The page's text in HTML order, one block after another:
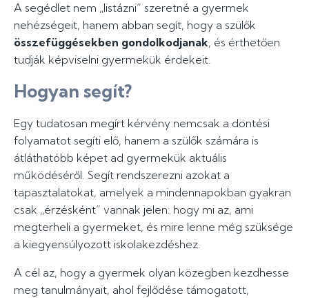
A segédlet nem „listázni” szeretné a gyermek
nehézségeit, hanem abban segít, hogy a szülők
összefüggésekben gondolkodjanak, és érthetően
tudják képviselni gyermekük érdekeit.
Hogyan segít?
Egy tudatosan megírt kérvény nemcsak a döntési
folyamatot segíti elő, hanem a szülők számára is
átláthatóbb képet ad gyermekük aktuális
működéséről. Segít rendszerezni azokat a
tapasztalatokat, amelyek a mindennapokban gyakran
csak „érzésként” vannak jelen: hogy mi az, ami
megterheli a gyermeket, és mire lenne még szüksége
a kiegyensúlyozott iskolakezdéshez.
A cél az, hogy a gyermek olyan közegben kezdhesse
meg tanulmányait, ahol fejlődése támogatott,